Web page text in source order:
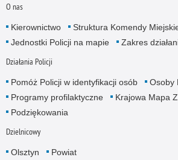
O nas
Kierownictwo
Struktura Komendy
Jednostki Policji na mapie
Zakres
Działania Policji
Pomóż Policji w identyfikacji osób
Osoby
Programy profilaktyczne
Krajowa Mapa
Podziękowania
Dzielnicowy
Olsztyn Powiat